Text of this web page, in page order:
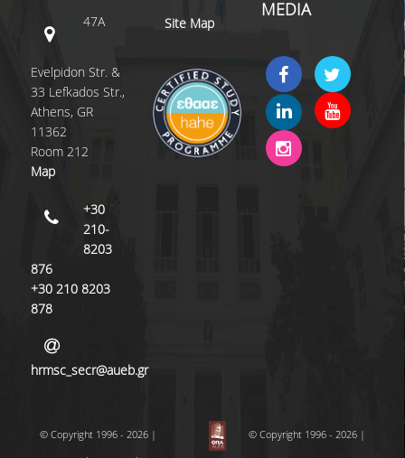
47A
Evelpidon Str. &
33 Lefkados Str.,
Athens, GR
11362
Room 212
Map
+30
210-
8203
876
+30 210 8203
878
hrmsc_secr@aueb.gr
Site Map
MEDIA
© Copyright 1996 - 2026 |
© Copyright 1996 - 2026 |